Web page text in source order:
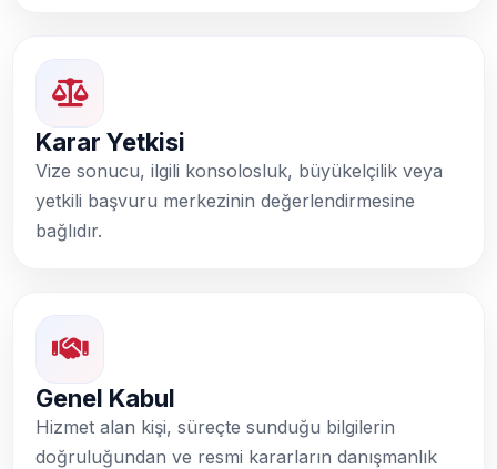
Karar Yetkisi
Vize sonucu, ilgili konsolosluk, büyükelçilik veya
yetkili başvuru merkezinin değerlendirmesine
bağlıdır.
Genel Kabul
Hizmet alan kişi, süreçte sunduğu bilgilerin
doğruluğundan ve resmi kararların danışmanlık